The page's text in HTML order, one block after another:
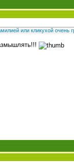
или кликухой очень